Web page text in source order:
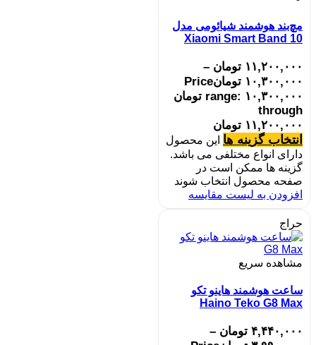
مچ‌بند هوشمند شیائومی مدل
Xiaomi Smart Band 10
۱۱,۲۰۰,۰۰۰ تومان –
۱۰,۳۰۰,۰۰۰ تومانPrice
range: ۱۰,۳۰۰,۰۰۰ تومان
through
۱۱,۲۰۰,۰۰۰ تومان
انتخاب گزینه ها این محصول
دارای انواع مختلفی می باشد.
گزینه ها ممکن است در
صفحه محصول انتخاب شوند
افزودن به لیست مقایسه
حراج
مشاهده سریع
ساعت هوشمند هاینو تکو
Haino Teko G8 Max
۴,۴۴۰,۰۰۰ تومان –